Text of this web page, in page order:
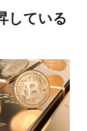
している